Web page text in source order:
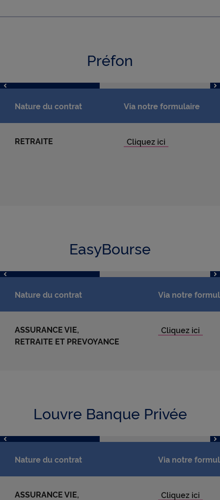
Préfon
Nature du contrat Via notre formulaire
RETRAITE
EasyBourse
Nature du contrat Via notre
ASSURANCE VIE,
RETRAITE ET PREVOYANCE
Louvre Banque Privée
Nature du contrat Via notre
ASSURANCE VIE,